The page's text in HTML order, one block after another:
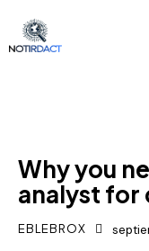
Why you
analyst for
EBLEBROX